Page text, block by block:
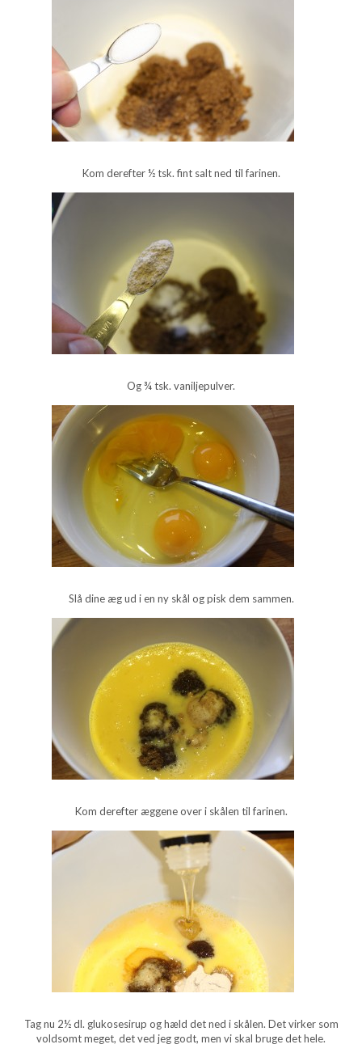
Kom derefter ½ tsk. fint salt ned til farinen.
Og ¾ tsk. vaniljepulver.
Slå dine æg ud i en ny skål og pisk dem sammen.
Kom derefter æggene over i skålen til farinen.
Tag nu 2½ dl. glukosesirup og hæld det ned i skålen. Det virker som
voldsomt meget, det ved jeg godt, men vi skal bruge det hele.